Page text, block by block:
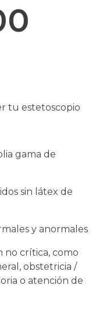
tu estetoscopio
gama de
sin látex de
y anormales
no crítica, como
obstetricia /
o atención de